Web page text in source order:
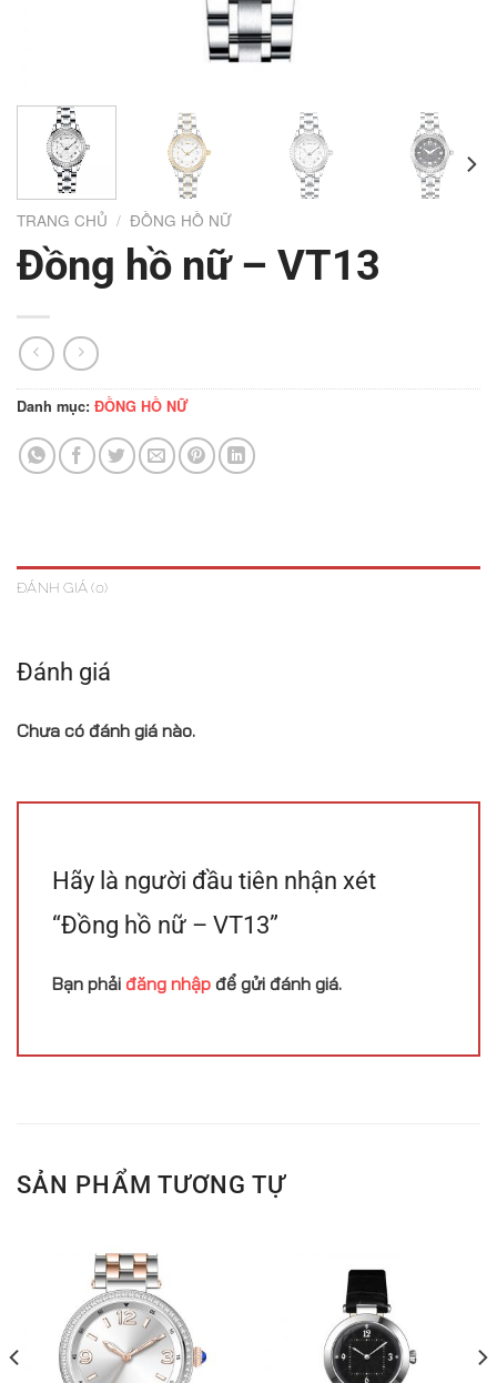
TRANG CHỦ / ĐỒNG HỒ NỮ
Đồng hồ nữ – VT13
Danh mục: ĐỒNG HỒ NỮ
ĐÁNH GIÁ (0)
Đánh giá
Chưa có đánh giá nào.
Hãy là người đầu tiên nhận xét
“Đồng hồ nữ – VT13”
Bạn phải đăng nhập để gửi đánh giá.
SẢN PHẨM TƯƠNG TỰ